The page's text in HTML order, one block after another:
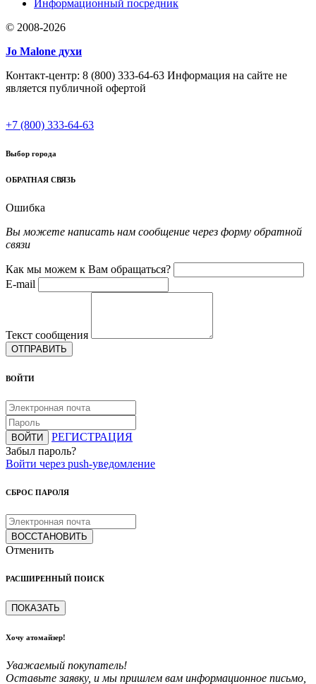
Информационный посредник
© 2008-2026
Jo Malone духи
Контакт-центр: 8 (800) 333-64-63 Информация на сайте не
является публичной офертой
+7 (800) 333-64-63
Выбор города
ОБРАТНАЯ СВЯЗЬ
Ошибка
Вы можете написать нам сообщение через форму обратной
связи
Как мы можем к Вам обращаться?
E-mail
Текст сообщения
ОТПРАВИТЬ
ВОЙТИ
ВОЙТИ
РЕГИСТРАЦИЯ
Забыл пароль?
Войти через push-уведомление
СБРОС ПАРОЛЯ
ВОССТАНОВИТЬ
Отменить
РАСШИРЕННЫЙ ПОИСК
ПОКАЗАТЬ
Хочу атомайзер!
Уважаемый покупатель!
Оставьте заявку, и мы пришлем вам информационное письмо,